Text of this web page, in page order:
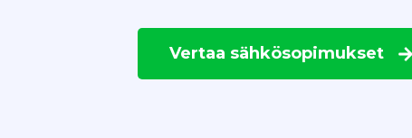
Vertaa sähkösopimukset